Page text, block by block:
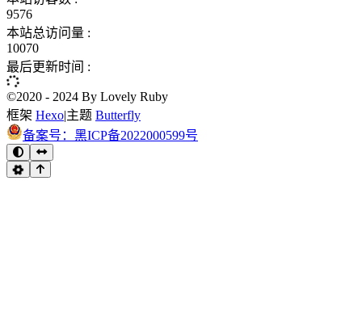
9576
本站总访问量 :
10070
最后更新时间 :
©2020 - 2024 By Lovely Ruby
框架 Hexo|主题 Butterfly
备案号：黑ICP备2022000599号